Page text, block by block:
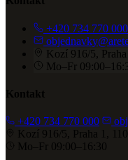
+420 734 770 000
Kozí 916/5,
Mo–Fr
Kontakt
+420 734 770 000
Kozí 916/5, Praha 1,
Mo–Fr 09:00–16:30